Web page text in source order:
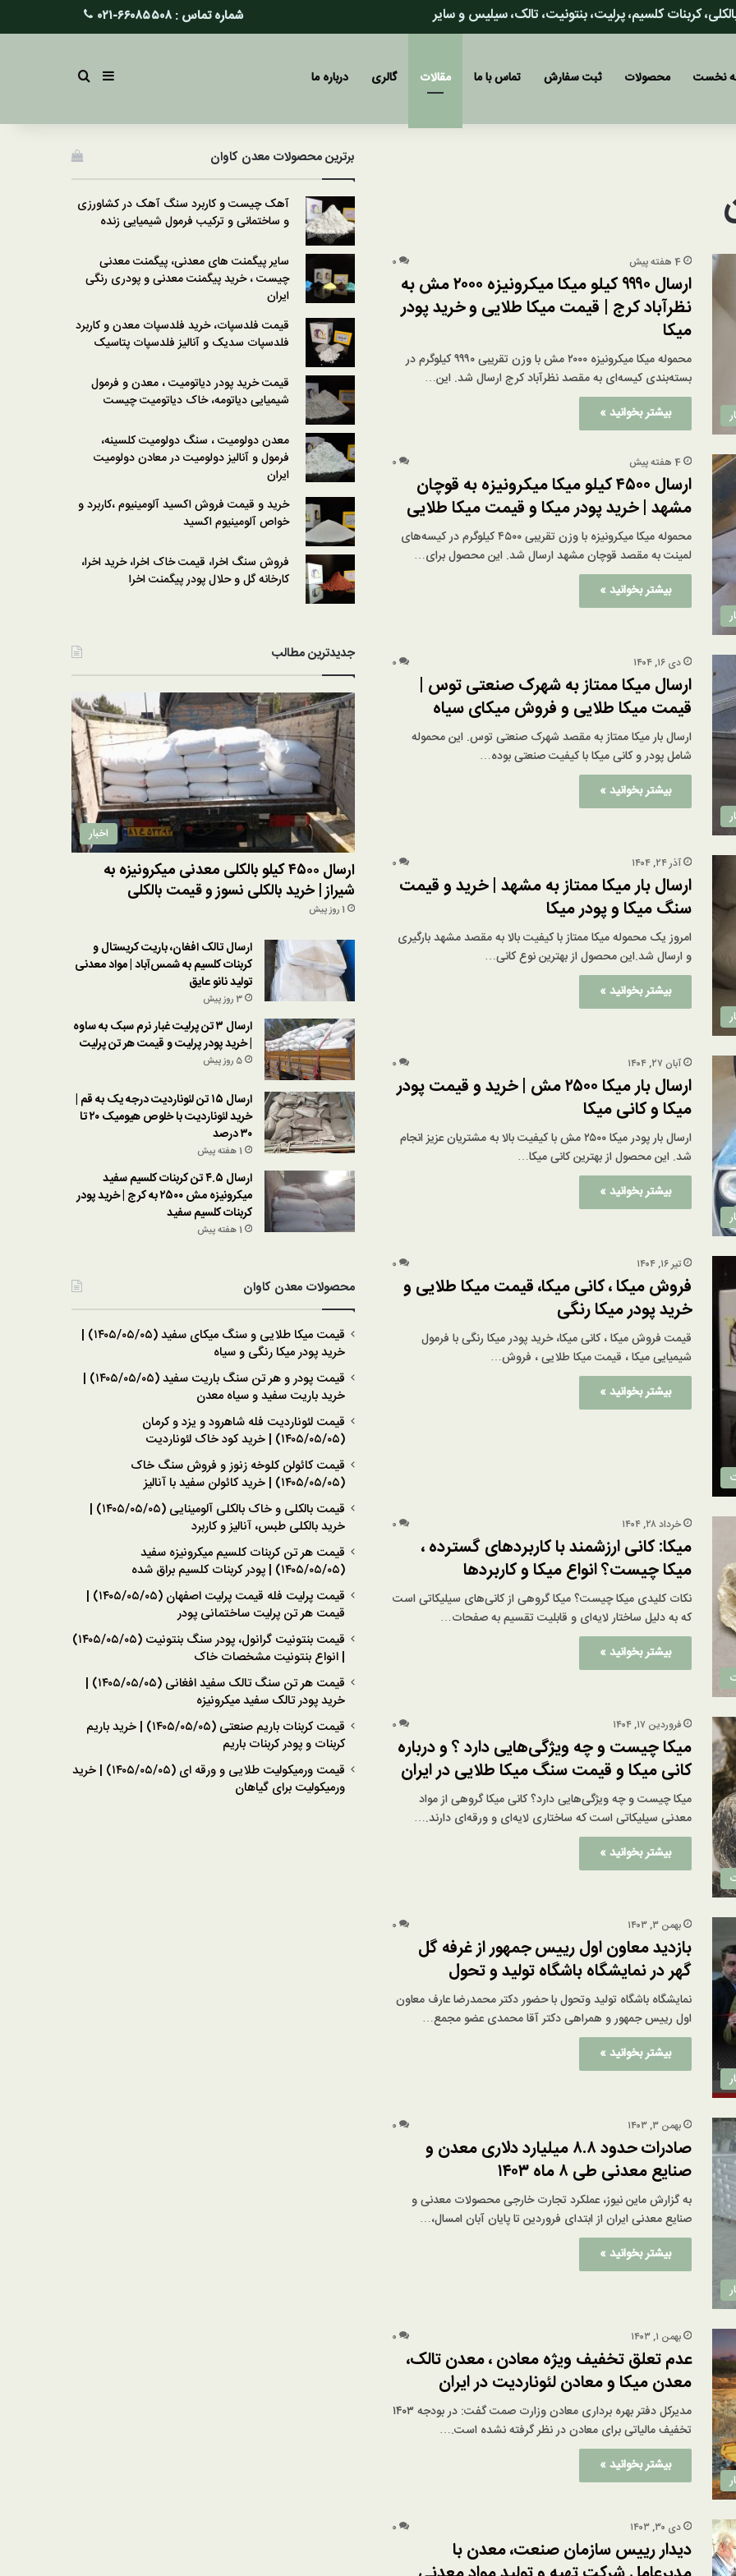
شماره تماس : ۶۶۰۸۵۵۰۸-۰۲۱ کربنات کلسیم، پرلیت، بنتونیت، تالک، سیلیس و سایر
نخست محصولات ثبت سفارش تماس با ما مقالات گالری درباره ما سایدبارجستجو برای
4 هفته پیش ۰
ارسال ۹۹۹۰ کیلو میکا میکرونیزه ۲۰۰۰ مش به
نظرآباد کرج | قیمت میکا طلایی و خرید پودر
میکا
محموله میکا میکرونیزه ۲۰۰۰ مش با وزن تقریبی ۹۹۹۰ کیلوگرم در
بسته‌بندی کیسه‌ای به مقصد نظرآباد کرج ارسال شد. این…
بیشتر بخوانید »
4 هفته پیش ۰
ارسال ۴۵۰۰ کیلو میکا میکرونیزه به قوچان
مشهد | خرید پودر میکا و قیمت میکا طلایی
محموله میکا میکرونیزه با وزن تقریبی ۴۵۰۰ کیلوگرم در کیسه‌های
لمینت به مقصد قوچان مشهد ارسال شد. این محصول برای…
بیشتر بخوانید »
دی ۱۶, ۱۴۰۴ ۰
ارسال میکا ممتاز به شهرک صنعتی توس |
قیمت میکا طلایی و فروش میکای سیاه
ارسال بار میکا ممتاز به مقصد شهرک صنعتی توس. این محموله
شامل پودر و کانی میکا با کیفیت صنعتی بوده…
بیشتر بخوانید »
آذر ۲۴, ۱۴۰۴ ۰
ارسال بار میکا ممتاز به مشهد | خرید و قیمت
سنگ میکا و پودر میکا
امروز یک محموله میکا ممتاز با کیفیت بالا به مقصد مشهد بارگیری
و ارسال شد.این محصول از بهترین نوع کانی…
بیشتر بخوانید »
آبان ۲۷, ۱۴۰۴ ۰
ارسال بار میکا ۲۵۰۰ مش | خرید و قیمت پودر
میکا و کانی میکا
ارسال بار پودر میکا ۲۵۰۰ مش با کیفیت بالا به مشتریان عزیز انجام
شد. این محصول از بهترین کانی میکا…
بیشتر بخوانید »
تیر ۱۶, ۱۴۰۴ ۰
فروش میکا ، کانی میکا، قیمت میکا طلایی و
خرید پودر میکا رنگی
قیمت فروش میکا ، کانی میکا، خرید پودر میکا رنگی با فرمول
شیمیایی میکا ، قیمت میکا طلایی ، فروش…
بیشتر بخوانید »
خرداد ۲۸, ۱۴۰۴ ۰
میکا: کانی ارزشمند با کاربردهای گسترده ،
میکا چیست؟ انواع میکا و کاربردها
نکات کلیدی میکا چیست؟ میکا گروهی از کانی‌های سیلیکاتی است
که به دلیل ساختار لایه‌ای و قابلیت تقسیم به صفحات…
بیشتر بخوانید »
فروردین ۱۷, ۱۴۰۴ ۰
میکا چیست و چه ویژگی‌هایی دارد ؟ و درباره
کانی میکا و قیمت سنگ میکا طلایی در ایران
میکا چیست و چه ویژگی‌هایی دارد؟ کانی میکا گروهی از مواد
معدنی سیلیکاتی است که ساختاری لایه‌ای و ورقه‌ای دارند.…
بیشتر بخوانید »
بهمن ۳, ۱۴۰۳ ۰
بازدید معاون اول رییس جمهور از غرفه گل
گهر در نمایشگاه باشگاه تولید و‌ تحول
نمایشگاه باشگاه تولید و‌تحول با حضور دکتر محمدرضا عارف معاون
اول رییس جمهور و همراهی دکتر آقا محمدی عضو مجمع…
بیشتر بخوانید »
بهمن ۳, ۱۴۰۳ ۰
صادرات حدود ۸.۸ میلیارد دلاری معدن و
صنایع معدنی طی ۸ ماه ۱۴۰۳
به گزارش ماین نیوز، عملکرد تجارت خارجی محصولات معدنی و
صنایع معدنی ایران از ابتدای فروردین تا پایان آبان امسال،…
بیشتر بخوانید »
بهمن ۱, ۱۴۰۳ ۰
عدم تعلق تخفیف ویژه معادن ، معدن تالک،
معدن میکا و معادن لئوناردیت در ایران
مدیرکل دفتر بهره برداری معادن وزارت صمت گفت: در بودجه ۱۴۰۳
تخفیف مالیاتی برای معادن در نظر گرفته نشده است.…
بیشتر بخوانید »
دی ۳۰, ۱۴۰۳ ۰
دیدار رییس سازمان صنعت، معدن با
برترین محصولات معدن کاوان
آهک چیست و کاربرد سنگ آهک در کشاورزی
و ساختمانی و ترکیب فرمول شیمیایی زنده
سایر پیگمنت های معدنی، پیگمنت معدنی
چیست ، خرید پیگمنت معدنی و پودری رنگی
ایران
قیمت فلدسپات، خرید فلدسپات معدن و کاربرد
فلدسپات سدیک و آنالیز فلدسپات پتاسیک
قیمت خرید پودر دیاتومیت ، معدن و فرمول
شیمیایی دیاتومه، خاک دیاتومیت چیست
معدن دولومیت ، سنگ دولومیت کلسینه،
فرمول و آنالیز دولومیت در معادن دولومیت
ایران
خرید و قیمت فروش اکسید آلومینیوم ،کاربرد و
خواص آلومینیوم اکسید
فروش سنگ اخرا، قیمت خاک اخرا، خرید اخرا،
کارخانه گل و حلال پودر پیگمنت اخرا
جدیدترین مطالب
اخبار
ارسال ۴۵۰۰ کیلو بالکلی معدنی میکرونیزه به
شیراز | خرید بالکلی نسوز و قیمت بالکلی
1 روز پیش
ارسال تالک افغان، باریت کریستال و
کربنات کلسیم به شمس‌آباد | مواد معدنی
تولید نانو عایق
3 روز پیش
ارسال ۳ تن پرلیت غبار نرم سبک به ساوه
| خرید پودر پرلیت و قیمت هر تن پرلیت
5 روز پیش
ارسال ۱۵ تن لئوناردیت درجه یک به قم |
خرید لئوناردیت با خلوص هیومیک ۲۰ تا
۳۰ درصد
1 هفته پیش
ارسال ۴.۵ تن کربنات کلسیم سفید
میکرونیزه مش ۲۵۰۰ به کرج | خرید پودر
کربنات کلسیم سفید
1 هفته پیش
محصولات معدن کاوان
قیمت میکا طلایی و سنگ میکای سفید (۱۴۰۵/۰۵/۰۵) |
خرید پودر میکا رنگی و سیاه
قیمت پودر و هر تن سنگ باریت سفید (۱۴۰۵/۰۵/۰۵) |
خرید باریت سفید و سیاه معدن
قیمت لئوناردیت فله شاهرود و یزد و کرمان
(۱۴۰۵/۰۵/۰۵) | خرید کود خاک لئوناردیت
قیمت کائولن کلوخه زنوز و فروش سنگ خاک
(۱۴۰۵/۰۵/۰۵) | خرید کائولن سفید با آنالیز
قیمت بالکلی و خاک بالکلی آلومینایی (۱۴۰۵/۰۵/۰۵) |
خرید بالکلی طبس، آنالیز و کاربرد
قیمت هر تن کربنات کلسیم میکرونیزه سفید
(۱۴۰۵/۰۵/۰۵) | پودر کربنات کلسیم براق شده
قیمت پرلیت فله قیمت پرلیت اصفهان (۱۴۰۵/۰۵/۰۵) |
قیمت هر تن پرلیت ساختمانی پودر
قیمت بنتونیت گرانول، پودر سنگ بنتونیت (۱۴۰۵/۰۵/۰۵)
| انواع بنتونیت مشخصات خاک
قیمت هر تن سنگ تالک سفید افغانی (۱۴۰۵/۰۵/۰۵) |
خرید پودر تالک سفید میکرونیزه
قیمت کربنات باریم صنعتی (۱۴۰۵/۰۵/۰۵) | خرید باریم
کربنات و پودر کربنات باریم
قیمت ورمیکولیت طلایی و ورقه ای (۱۴۰۵/۰۵/۰۵) | خرید
ورمیکولیت برای گیاهان